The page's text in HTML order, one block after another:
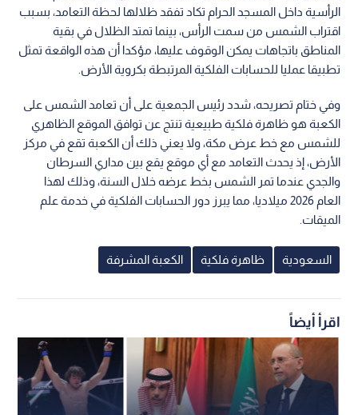
الرأسية داخل المسجد الحرام تكاد تفقد ظلالها لحظة التعامد، بسبب
اقتراب الشمس من سمت الرأس، بينما تمتد الظلال في بقية
المناطق باتجاهات يمكن الوقوف عليها، مؤكدا أن هذه الواقعة تمثل
تطبيقا عمليا للحسابات الفلكية المرتبطة بكروية الأرض.
وفي ختام تصريحه، شدد رئيس الجمعية على أن تعامد الشمس على
الكعبة هو ظاهرة فلكية طبيعية تنتج عن توافق الموقع الظاهري
للشمس مع خط عرض مكة، ولا يعني ذلك أن الكعبة تقع في مركز
الأرض، إذ يحدث التعامد مع أي موقع يقع بين مداري السرطان
والجدي عندما تمر الشمس بخط عرضه خلال السنة، وذلك لهذا
العام 2026 ميلاديا، مما يبرز دور الحسابات الفلكية في خدمة علم
الميقات.
السعودية ظاهرة فلكية الكعبة المشرفة
اقرأ أيضاً